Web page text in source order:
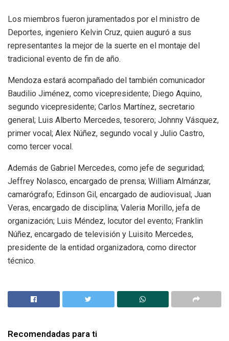
Los miembros fueron juramentados por el ministro de
Deportes, ingeniero Kelvin Cruz, quien auguró a sus
representantes la mejor de la suerte en el montaje del
tradicional evento de fin de año.
Mendoza estará acompañado del también comunicador
Baudilio Jiménez, como vicepresidente; Diego Aquino,
segundo vicepresidente; Carlos Martínez, secretario
general; Luis Alberto Mercedes, tesorero; Johnny Vásquez,
primer vocal; Alex Núñez, segundo vocal y Julio Castro,
como tercer vocal.
Además de Gabriel Mercedes, como jefe de seguridad;
Jeffrey Nolasco, encargado de prensa; William Almánzar,
camarógrafo; Edinson Gil, encargado de audiovisual; Juan
Veras, encargado de disciplina; Valeria Morillo, jefa de
organización; Luis Méndez, locutor del evento; Franklin
Núñez, encargado de televisión y Luisito Mercedes,
presidente de la entidad organizadora, como director
técnico.
Recomendadas para ti